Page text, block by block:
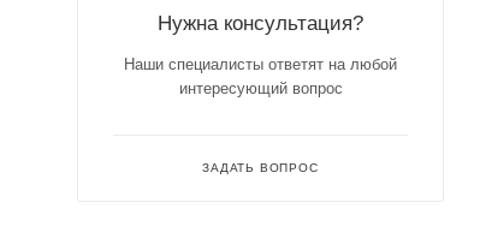
Нужна консультация?
Наши специалисты ответят на любой
интересующий вопрос
ЗАДАТЬ ВОПРОС